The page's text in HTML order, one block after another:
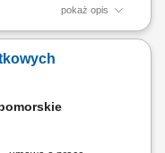
pokaż opis
i oczyszczania